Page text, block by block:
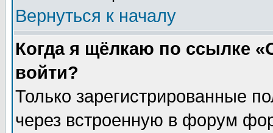
Вернуться к началу
Когда я щёлкаю по ссылке
войти?
Только зарегистрированные
через встроенную в форум